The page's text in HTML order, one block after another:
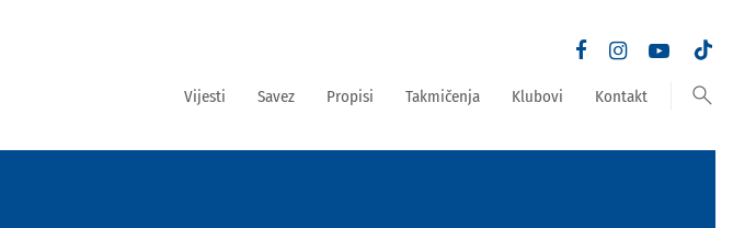
Vijesti Savez Propisi Takmičenja Klubovi Kontakt search